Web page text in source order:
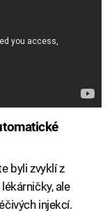
byli zvyklí z
ale
injekcí.